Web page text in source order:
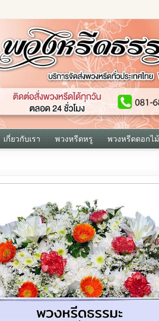
เกี่ยวกับเรา พวงหรีดหรู พวงหรีดดอกไ